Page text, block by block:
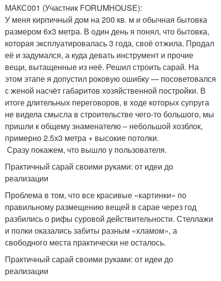
МАКС001 (Участник FORUMHOUSE):
У меня кирпичный дом на 200 кв. м и обычная бытовка
размером 6х3 метра. В один день я понял, что бытовка,
которая эксплуатировалась 3 года, своё отжила. Продал
её и задумался, а куда девать инструмент и прочие
вещи, вытащенные из неё. Решил строить сарай. На
этом этапе я допустил роковую ошибку — посоветовался
с женой насчёт габаритов хозяйственной постройки. В
итоге длительных переговоров, в ходе которых супруга
не видела смысла в строительстве чего-то большого, мы
пришли к общему знаменателю – небольшой хозблок,
примерно 2.5х3 метра + высокие потолки.
Сразу покажем, что вышло у пользователя.
Практичный сарай своими руками: от идеи до
реализации
Проблема в том, что все красивые «картинки» по
правильному размещению вещей в сарае через год
разбились о рифы суровой действительности. Стеллажи
и полки оказались забиты разным «хламом», а
свободного места практически не осталось.
Практичный сарай своими руками: от идеи до
реализации